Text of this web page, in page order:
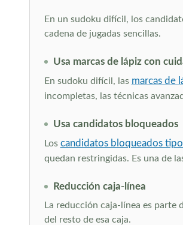
En un sudoku difícil, los
cadena de jugadas sencillas.
Usa marcas de lápiz con
En sudoku difícil, las marcas de
incompletas, las técnicas
Usa candidatos bloqueados
Los candidatos bloqueados
quedan restringidas. Es una de
Reducción caja-línea
La reducción caja-línea es parte
del resto de esa caja.